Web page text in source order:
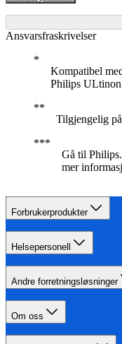
Ansvarsfraskrivelser
Kompatibel
Philips
Tilgjengelig
Gå til
mer
Forbrukerprodukter
Helsepersonell
Andre forretningsløsninger
Om oss